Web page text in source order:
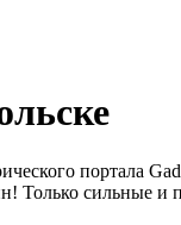
портала
Только сильные